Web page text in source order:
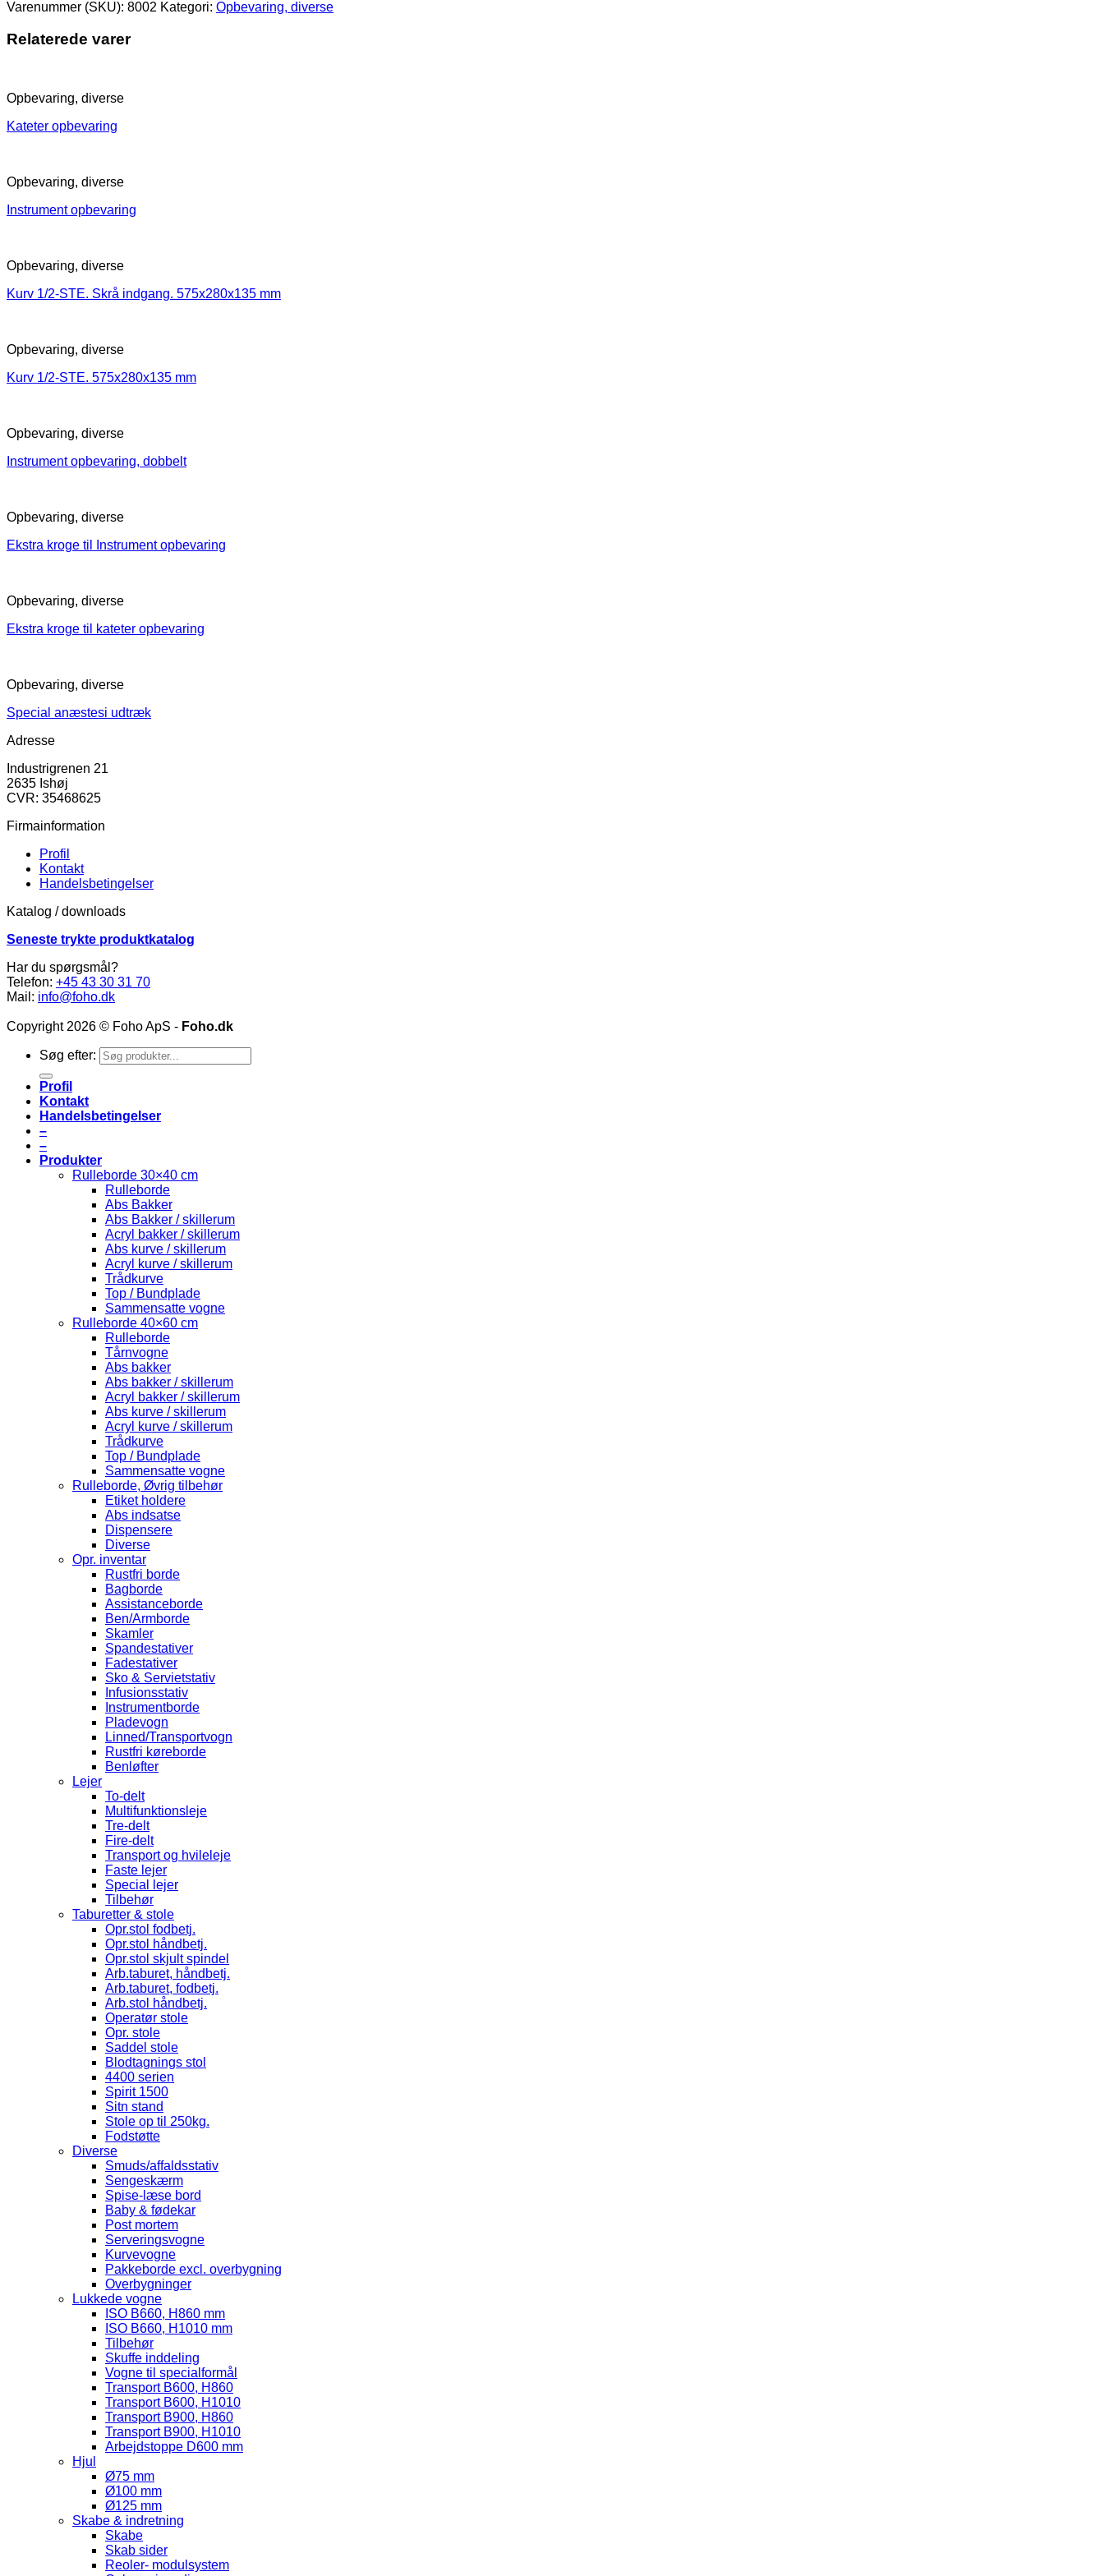
Varenummer (SKU): 8002 Kategori: Opbevaring, diverse
Relaterede varer
Opbevaring, diverse
Kateter opbevaring
Opbevaring, diverse
Instrument opbevaring
Opbevaring, diverse
Kurv 1/2-STE. Skrå indgang. 575x280x135 mm
Opbevaring, diverse
Kurv 1/2-STE. 575x280x135 mm
Opbevaring, diverse
Instrument opbevaring, dobbelt
Opbevaring, diverse
Ekstra kroge til Instrument opbevaring
Opbevaring, diverse
Ekstra kroge til kateter opbevaring
Opbevaring, diverse
Special anæstesi udtræk
Adresse
Industrigrenen 21
2635 Ishøj
CVR: 35468625
Firmainformation
Profil
Kontakt
Handelsbetingelser
Katalog / downloads
Seneste trykte produktkatalog
Har du spørgsmål?
Telefon: +45 43 30 31 70
Mail: info@foho.dk
Copyright 2026 © Foho ApS - Foho.dk
Søg efter:
Profil
Kontakt
Handelsbetingelser
–
–
Produkter
Rulleborde 30×40 cm
Rulleborde
Abs Bakker
Abs Bakker / skillerum
Acryl bakker / skillerum
Abs kurve / skillerum
Acryl kurve / skillerum
Trådkurve
Top / Bundplade
Sammensatte vogne
Rulleborde 40×60 cm
Rulleborde
Tårnvogne
Abs bakker
Abs bakker / skillerum
Acryl bakker / skillerum
Abs kurve / skillerum
Acryl kurve / skillerum
Trådkurve
Top / Bundplade
Sammensatte vogne
Rulleborde, Øvrig tilbehør
Etiket holdere
Abs indsatse
Dispensere
Diverse
Opr. inventar
Rustfri borde
Bagborde
Assistanceborde
Ben/Armborde
Skamler
Spandestativer
Fadestativer
Sko & Servietstativ
Infusionsstativ
Instrumentborde
Pladevogn
Linned/Transportvogn
Rustfri køreborde
Benløfter
Lejer
To-delt
Multifunktionsleje
Tre-delt
Fire-delt
Transport og hvileleje
Faste lejer
Special lejer
Tilbehør
Taburetter & stole
Opr.stol fodbetj.
Opr.stol håndbetj.
Opr.stol skjult spindel
Arb.taburet, håndbetj.
Arb.taburet, fodbetj.
Arb.stol håndbetj.
Operatør stole
Opr. stole
Saddel stole
Blodtagnings stol
4400 serien
Spirit 1500
Sitn stand
Stole op til 250kg.
Fodstøtte
Diverse
Smuds/affaldsstativ
Sengeskærm
Spise-læse bord
Baby & fødekar
Post mortem
Serveringsvogne
Kurvevogne
Pakkeborde excl. overbygning
Overbygninger
Lukkede vogne
ISO B660, H860 mm
ISO B660, H1010 mm
Tilbehør
Skuffe inddeling
Vogne til specialformål
Transport B600, H860
Transport B600, H1010
Transport B900, H860
Transport B900, H1010
Arbejdstoppe D600 mm
Hjul
Ø75 mm
Ø100 mm
Ø125 mm
Skabe & indretning
Skabe
Skab sider
Reoler- modulsystem